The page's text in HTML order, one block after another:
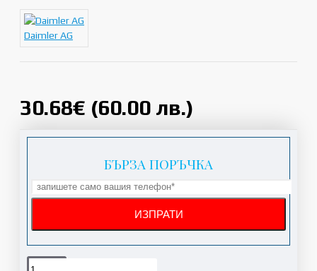
30.68€ (60.00 лв.)
Daimler AG
БЪРЗА ПОРЪЧКА